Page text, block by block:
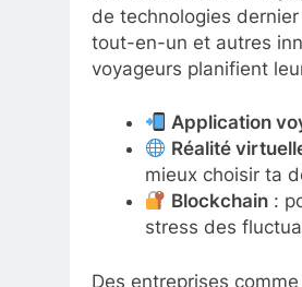
de technologies
tout-en-un et autres
voyageurs planifient
Application
Réalité
mieux choisir ta
Blockchain:
stress des
Des entreprises comme